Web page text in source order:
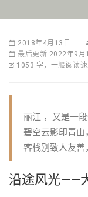
2018年4月13日
最后更新 2022年9月
1053 字，一般阅读
丽江 ，又是一
碧空云影印青山
客栈别致人友善
沿途风光——